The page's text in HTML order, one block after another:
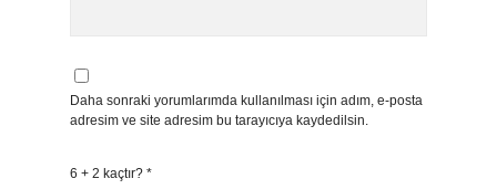
Daha sonraki yorumlarımda kullanılması için adım, e-posta
adresim ve site adresim bu tarayıcıya kaydedilsin.
6 + 2 kaçtır? *